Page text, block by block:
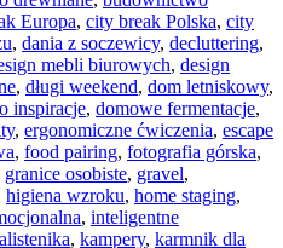
Europa, city break Polska, city
, dania z soczewicy, decluttering,
mebli biurowych, design
, długi weekend, dom letniskowy,
inspiracje, domowe fermentacje,
, ergonomiczne ćwiczenia, escape
, food pairing, fotografia górska,
granice osobiste, gravel,
higiena wzroku, home staging,
, inteligentne
, kampery, karmnik dla